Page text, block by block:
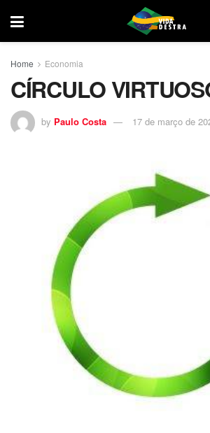
Home Economia
CÍRCULO
by Paulo Costa 17 de março de